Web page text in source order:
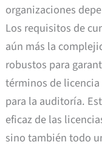
organizaciones
Los requisitos de
aún más la
robustos para
términos de
para la auditoría.
eficaz de las
sino también todo